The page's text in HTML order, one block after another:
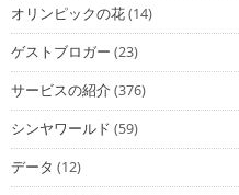
オリンピックの花(14)
ゲストブロガー (23)
サービスの紹介(376)
シンヤワールド (59)
データ (12)